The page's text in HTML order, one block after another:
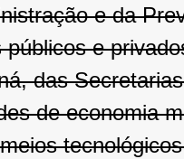
e da
e
das
de economia